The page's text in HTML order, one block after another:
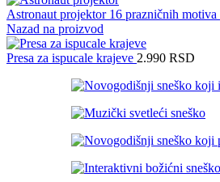
Astronaut projektor 16 prazničnih motiva
Nazad na proizvod
Presa za ispucale krajeve 2.990 RSD